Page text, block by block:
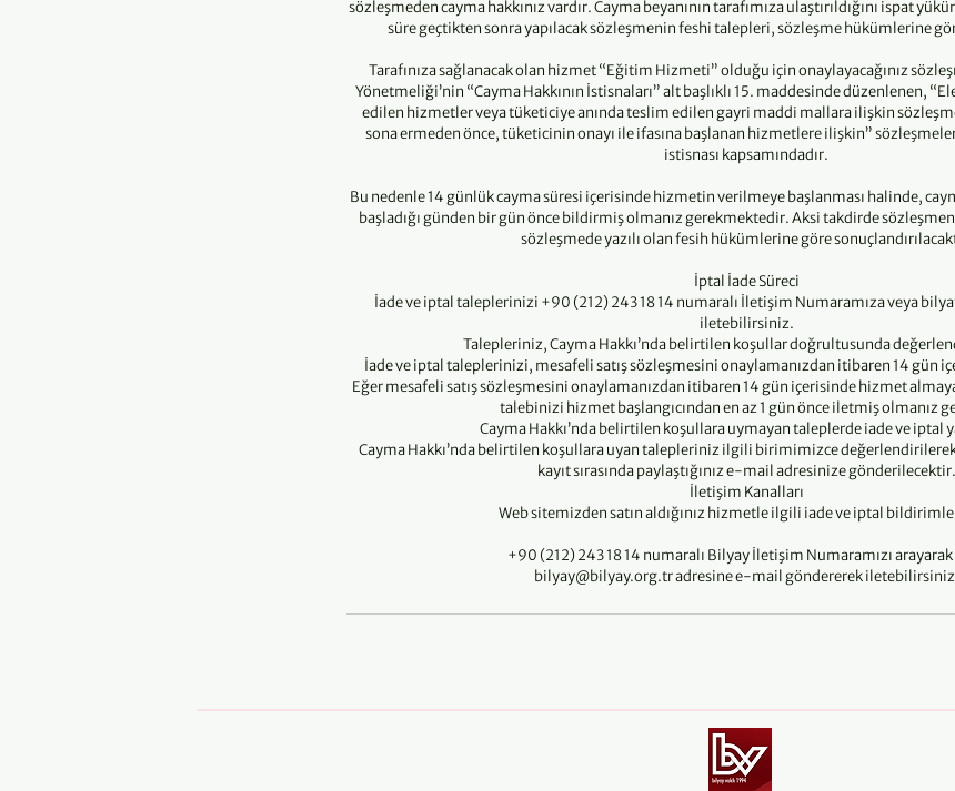
sözleşmeden cayma hakkınız vardır. Cayma beyanının tarafımıza ulaştırıldığını ispat
süre geçtikten sonra yapılacak sözleşmenin feshi talepleri, sözleşme hükümlerine
Tarafınıza sağlanacak olan hizmet “Eğitim Hizmeti” olduğu için onaylayacağınız
Yönetmeliği’nin “Cayma Hakkının İstisnaları” alt başlıklı 15. maddesinde düzenlenen,
edilen hizmetler veya tüketiciye anında teslim edilen gayri maddi mallara ilişkin
sona ermeden önce, tüketicinin onayı ile ifasına başlanan hizmetlere ilişkin”
istisnası kapsamındadır.
Bu nedenle 14 günlük cayma süresi içerisinde hizmetin verilmeye başlanması halinde,
başladığı günden bir gün önce bildirmiş olmanız gerekmektedir. Aksi takdirde
sözleşmede yazılı olan fesih hükümlerine göre
İptal İade Süreci
İade ve iptal taleplerinizi +90 (212) 243 18 14 numaralı İletişim Numaramıza veya
iletebilirsiniz.
Talepleriniz, Cayma Hakkı’nda belirtilen koşullar doğrultusunda
İade ve iptal taleplerinizi, mesafeli satış sözleşmesini onaylamanızdan itibaren 14 gün
Eğer mesafeli satış sözleşmesini onaylamanızdan itibaren 14 gün içerisinde hizmet
talebinizi hizmet başlangıcından en az 1 gün önce iletmiş olmanız
Cayma Hakkı’nda belirtilen koşullara uymayan taleplerde iade ve iptal
Cayma Hakkı’nda belirtilen koşullara uyan talepleriniz ilgili birimimizce
kayıt sırasında paylaştığınız e-mail adresinize gönderilecektir.
İletişim Kanalları
Web sitemizden satın aldığınız hizmetle ilgili iade ve iptal
+90 (212) 243 18 14 numaralı Bilyay İletişim Numaramızı arayarak
bilyay@bilyay.org.tr adresine e-mail göndererek